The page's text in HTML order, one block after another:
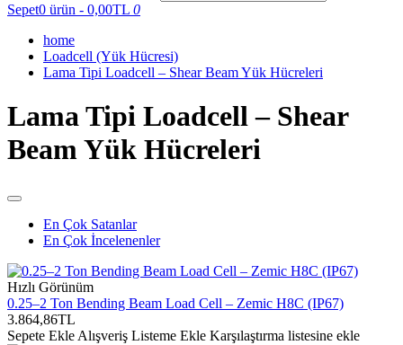
Sepet0 ürün - 0,00TL 0
home
Loadcell (Yük Hücresi)
Lama Tipi Loadcell – Shear Beam Yük Hücreleri
Lama Tipi Loadcell – Shear
Beam Yük Hücreleri
En Çok Satanlar
En Çok İncelenenler
Hızlı Görünüm
0.25–2 Ton Bending Beam Load Cell – Zemic H8C (IP67)
3.864,86TL
Sepete Ekle Alışveriş Listeme Ekle Karşılaştırma listesine ekle